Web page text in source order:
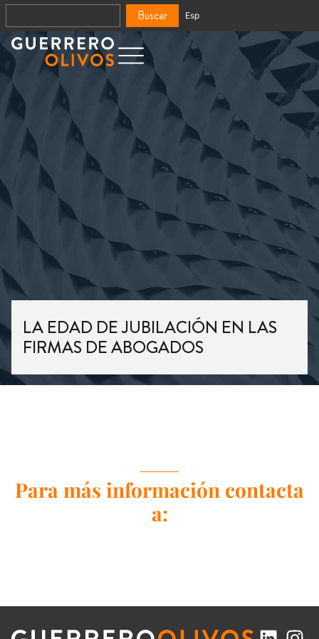
Buscar Esp
LA EDAD DE JUBILACIÓN EN LAS
FIRMAS DE ABOGADOS
Para más información contacta
a: